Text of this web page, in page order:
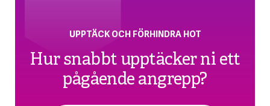
UPPTÄCK OCH FÖRHINDRA HOT
Hur snabbt upptäcker ni ett
pågående angrepp?